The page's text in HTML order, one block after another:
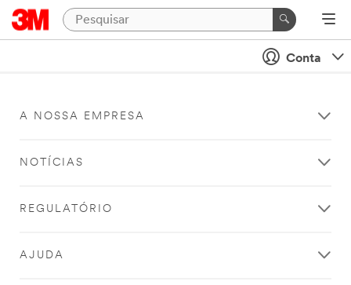
Conta
A NOSSA EMPRESA
NOTÍCIAS
REGULATÓRIO
AJUDA